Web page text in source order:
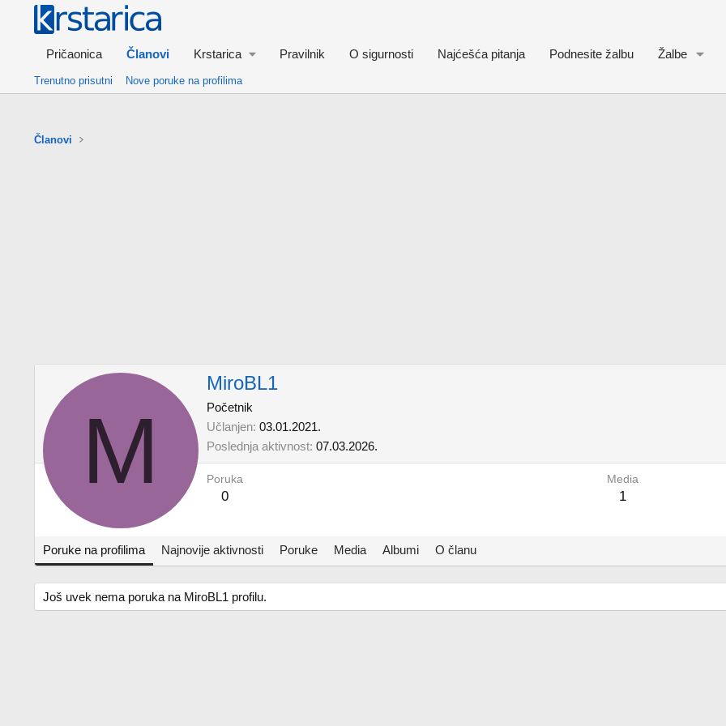
Pričaonica Članovi Krstarica Pravilnik O sigurnosti Najćešća pitanja Podnesite žalbu Žalbe
Trenutno prisutni Nove poruke na profilima
Članovi
M
MiroBL1
Početnik
Učlanjen 03.01.2021.
Poslednja aktivnost 07.03.2026.
Poruka
0
Media
1
Poruke na profilima Najnovije aktivnosti Poruke Media Albumi O članu
Još uvek nema poruka na MiroBL1 profilu.